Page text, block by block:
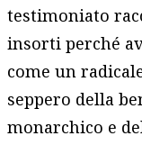
testimoniato
insorti perché
come un
seppero della
monarchico e